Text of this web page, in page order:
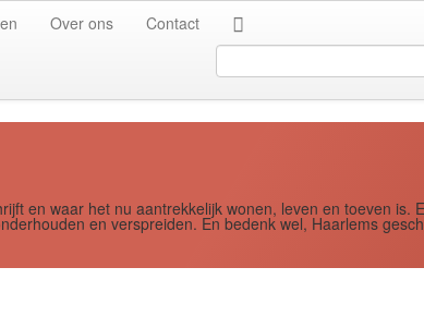
Over ons
Contact
...
en waar het nu aantrekkelijk wonen, leven en toeven
en verspreiden. En bedenk wel, Haarlems